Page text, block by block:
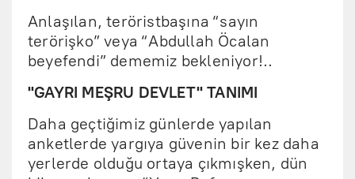
Anlaşılan, teröristbaşına “sayın
terörişko” veya “Abdullah Öcalan
beyefendi” dememiz bekleniyor!..
"GAYRI MEŞRU DEVLET" TANIMI
Daha geçtiğimiz günlerde yapılan
anketlerde yargıya güvenin bir kez daha
yerlerde olduğu ortaya çıkmışken, dün